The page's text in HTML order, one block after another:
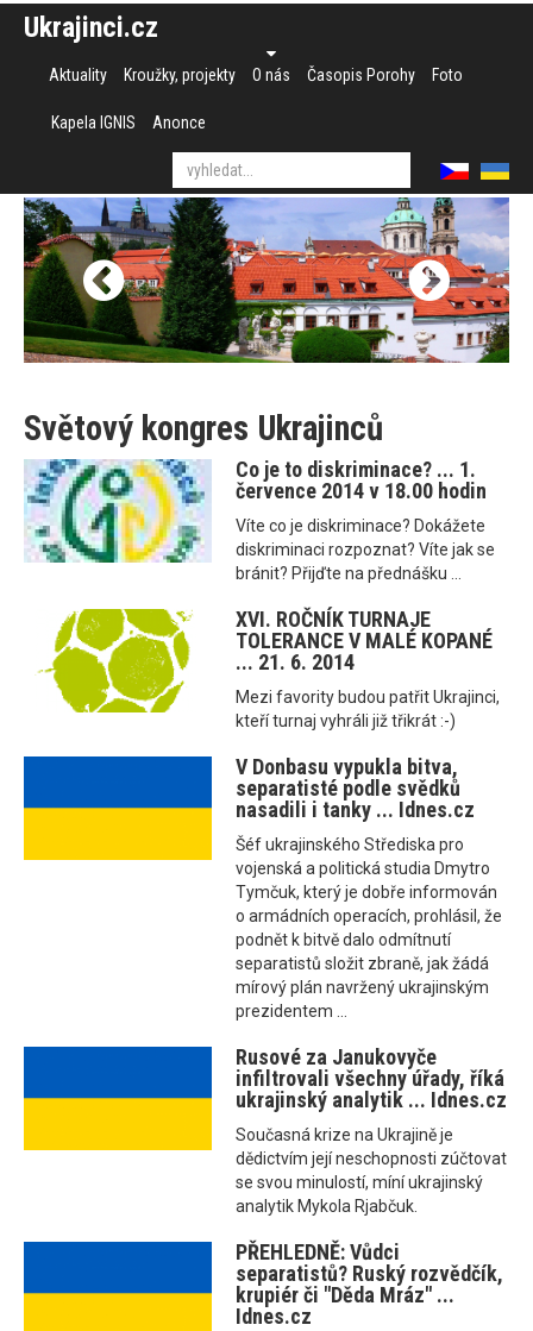
Ukrajinci.cz
Aktuality Kroužky, projekty O nás Časopis Porohy Foto
Kapela IGNIS Anonce
Světový kongres Ukrajinců
Co je to diskriminace? ... 1.
července 2014 v 18.00 hodin
Víte co je diskriminace? Dokážete
diskriminaci rozpoznat? Víte jak se
bránit? Přijďte na přednášku ...
XVI. ROČNÍK TURNAJE
TOLERANCE V MALÉ KOPANÉ
... 21. 6. 2014
Mezi favority budou patřit Ukrajinci,
kteří turnaj vyhráli již třikrát :-)
V Donbasu vypukla bitva,
separatisté podle svědků
nasadili i tanky ... Idnes.cz
Šéf ukrajinského Střediska pro
vojenská a politická studia Dmytro
Tymčuk, který je dobře informován
o armádních operacích, prohlásil, že
podnět k bitvě dalo odmítnutí
separatistů složit zbraně, jak žádá
mírový plán navržený ukrajinským
prezidentem ...
Rusové za Janukovyče
infiltrovali všechny úřady, říká
ukrajinský analytik ... Idnes.cz
Současná krize na Ukrajině je
dědictvím její neschopnosti zúčtovat
se svou minulostí, míní ukrajinský
analytik Mykola Rjabčuk.
PŘEHLEDNĚ: Vůdci
separatistů? Ruský rozvědčík,
krupiér či "Děda Mráz" ...
Idnes.cz